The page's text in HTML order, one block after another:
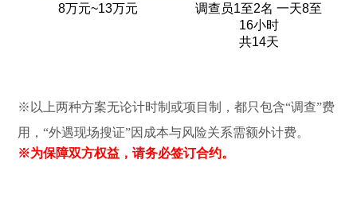
8万元~13万元
调查员1至2名 一天8至
16小时
共14天
※以上两种方案无论计时制或项目制，都只包含“调查”费
用，“外遇现场搜证”因成本与风险关系需额外计费。
※为保障双方权益，请务必签订合约。